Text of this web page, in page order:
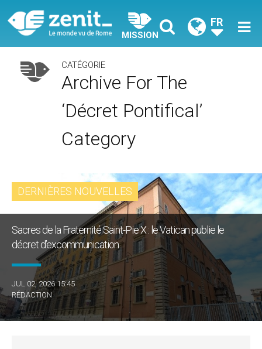
MISSION
FR
CATÉGORIE
Archive For The
‘Décret Pontifical’
Category
DERNIÈRES NOUVELLES
Sacres de la Fraternité Saint-Pie X : le Vatican publie le
décret d’excommunication
JUL 02, 2026 15:45
RÉDACTION